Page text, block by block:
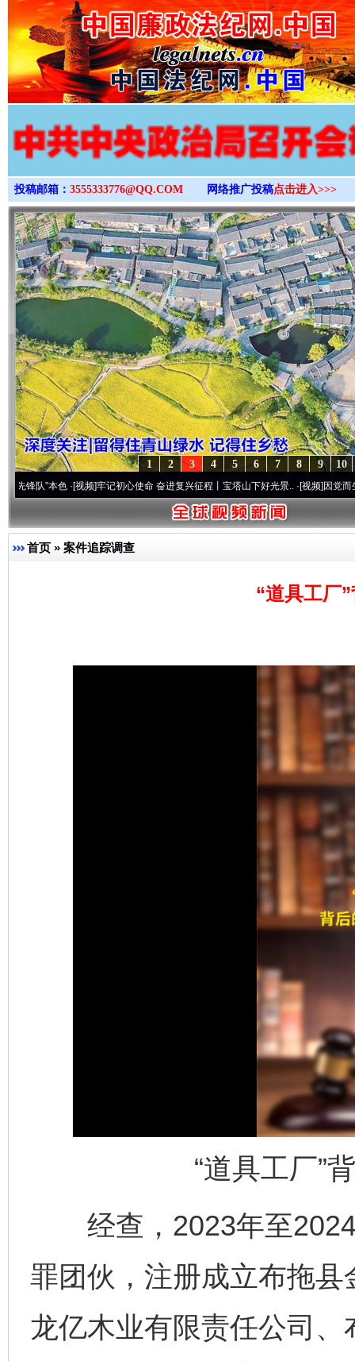
>
投稿邮箱： 3555333776@QQ.COM 网络推广投稿点击进入>>>
10
9
8
7
6
5
4
3
2
1
色·[视频]牢记初心使命 奋进复兴征程丨宝塔山下好光景..·[视频]因党而生 为党而
首页 » 案件追踪调查
“道具工厂
“道具工厂”
经查，2023年至2024
罪团伙，注册成立布拖
龙亿木业有限责任公司